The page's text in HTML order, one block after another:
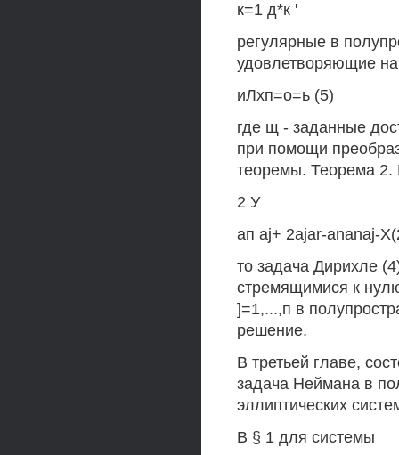
к=1 д*к '
регулярные в
удовлетворяющие на
иЛхп=о=ь (5)
где щ - заданные
при помощи
теоремы. Теорема
2 У
ап аj+ 2ajar-ananaj-
то задача Дирихле
стремящимися к
]=1,...,п в
решение.
В третьей главе,
задача Неймана в
эллиптических
В § 1 для системы